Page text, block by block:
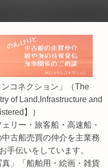
コネクション」（The
of Land,Infrastructure and
】）
リー・旅客船・高速船・
古船売買の仲介を主業務
手伝いをしています。
真」「船舶用・絵画・雑貨